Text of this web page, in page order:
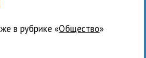
в рубрике « общество»